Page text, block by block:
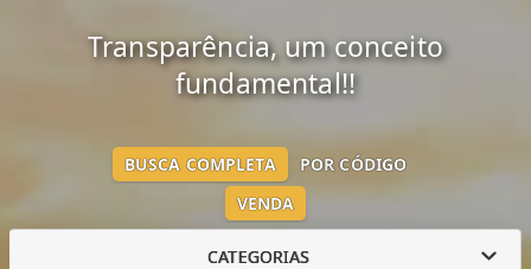
Transparência, um conceito
fundamental!!
VENDA
BUSCA COMPLETA POR CÓDIGO
CATEGORIAS